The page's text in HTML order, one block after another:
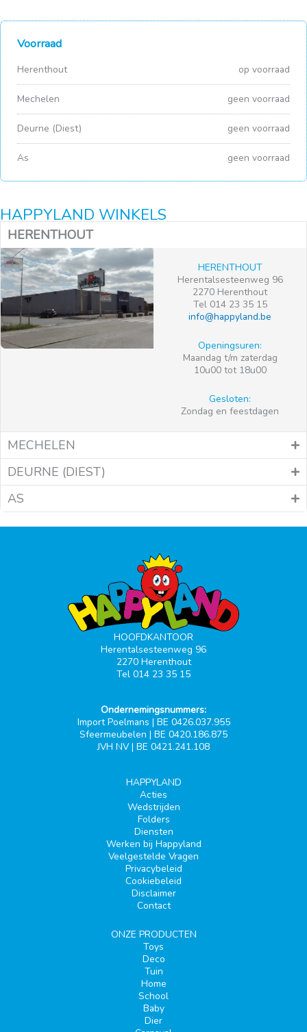
Voorraad
Herenthout op voorraad
Mechelen geen voorraad
Deurne (Diest) geen voorraad
As geen voorraad
HAPPYLAND WINKELS
HERENTHOUT
HERENTHOUT
Herentalsesteenweg 96
2270 Herenthout
Tel 014 23 35 15
info@happyland.be
Openingsuren:
Maandag t/m zaterdag
10u00 tot 18u00
Gesloten:
Zondag en feestdagen
MECHELEN
DEURNE (DIEST)
AS
HOOFDKANTOOR
Herentalsesteenweg 96
2270 Herenthout
Tel 014 23 35 15
Ondernemingsnummers:
Import Poelmans | BE 0426.037.955
Sfeermeubelen | BE 0420.186.875
JVH NV | BE 0421.241.108
HAPPYLAND
Acties
Wedstrijden
Folders
Diensten
Werken bij Happyland
Veelgestelde Vragen
Privacybeleid
Cookiebeleid
Disclaimer
Contact
ONZE PRODUCTEN
Toys
Deco
Tuin
Home
School
Baby
Dier